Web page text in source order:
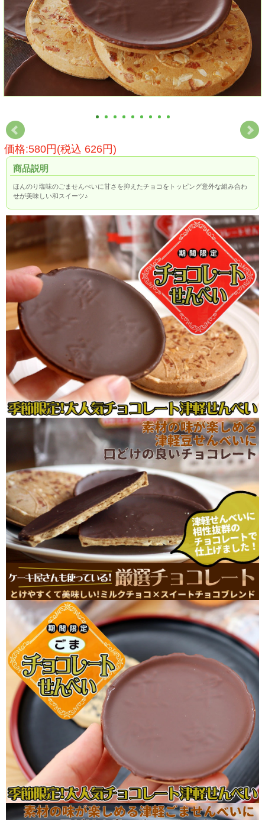
価格:580円(税込 626円)
商品説明
ほんのり塩味のごませんべいに甘さを抑えたチョコをトッピング意外な組み合わ
せが美味しい和スイーツ♪